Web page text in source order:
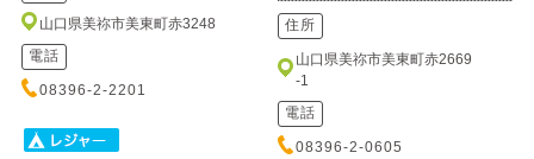
山口県美祢市美東町赤3248
電話
08396-2-2201
住所
山口県美祢市美東町赤2669
-1
電話
08396-2-0605